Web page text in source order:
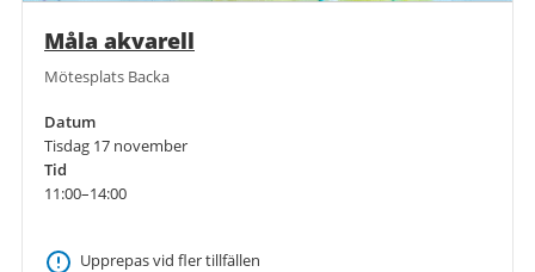
Måla akvarell
Mötesplats Backa
Datum
Tisdag 17 november
Tid
11:00–14:00
Upprepas vid fler tillfällen